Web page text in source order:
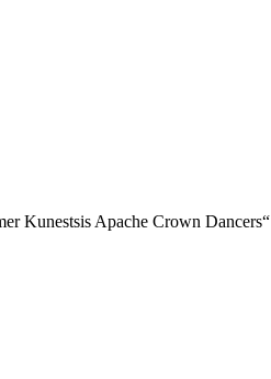
Kunestsis Apache Crown Dancers“